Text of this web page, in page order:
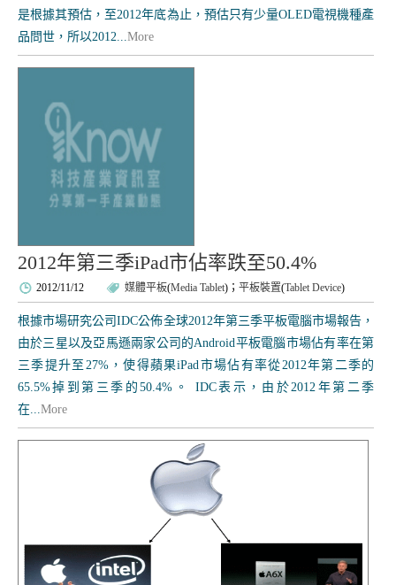
是根據其預估，至2012年底為止，預估只有少量OLED電視機種產
品問世，所以2012...More
2012年第三季iPad市佔率跌至50.4%
2012/11/12 媒體平板(Media Tablet)； 平板裝置(Tablet Device)
根據市場研究公司IDC公佈全球2012年第三季平板電腦市場報告，
由於三星以及亞馬遜兩家公司的Android平板電腦市場佔有率在第
三季提升至27%，使得蘋果iPad市場佔有率從2012年第二季的
65.5%掉到第三季的50.4%。 IDC表示，由於2012年第二季
在...More